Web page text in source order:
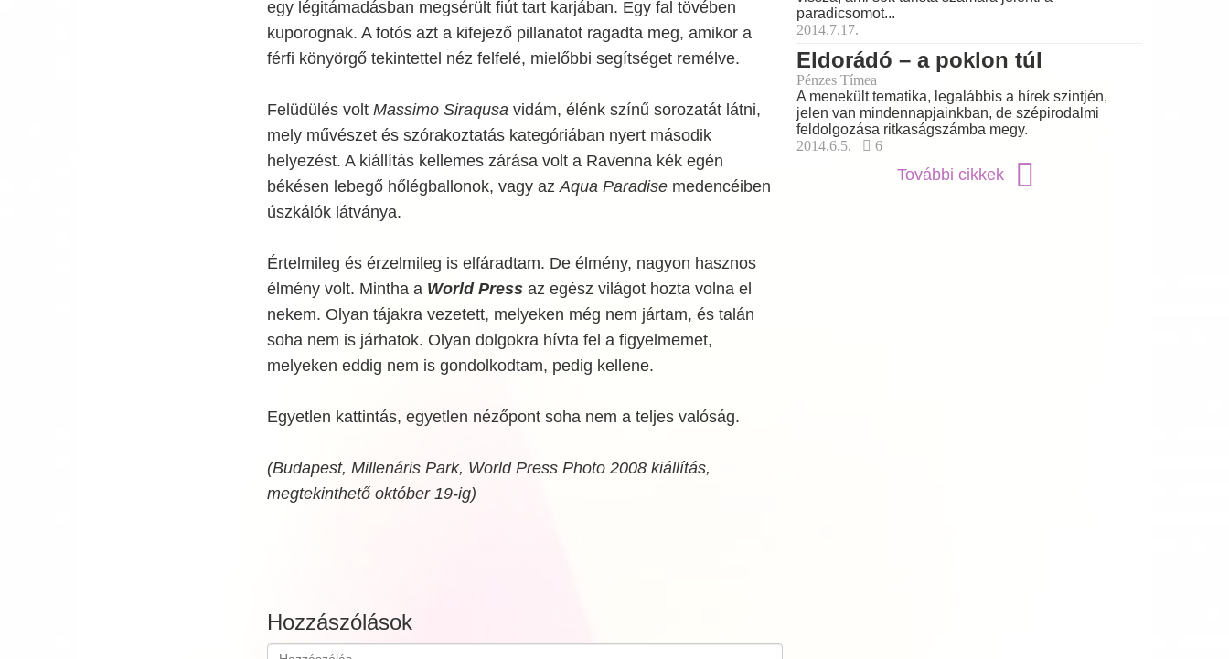
egy légitámadásban megsérült fiút tart karjában. Egy fal tövében
kuporognak. A fotós azt a kifejező pillanatot ragadta meg, amikor a
férfi könyörgő tekintettel néz felfelé, mielőbbi segítséget remélve.
Felüdülés volt Massimo Siraqusavidám, élénk színű sorozatát látni,
mely művészet és szórakoztatás kategóriában nyert második
helyezést. A kiállítás kellemes zárása volt a Ravenna kék egén
békésen lebegő hőlégballonok, vagy azAqua Paradisemedencéiben
úszkálók látványa.
Értelmileg és érzelmileg is elfáradtam. De élmény, nagyon hasznos
élmény volt. Mintha a World Pressaz egész világot hozta volna el
nekem. Olyan tájakra vezetett, melyeken még nem jártam, és talán
soha nem is járhatok. Olyan dolgokra hívta fel a figyelmemet,
melyeken eddig nem is gondolkodtam, pedig kellene.
Egyetlen kattintás, egyetlen nézőpont soha nem a teljes valóság.
(Budapest, Millenáris Park, World Press Photo 2008 kiállítás,
megtekinthető október 19-ig)
Hozzászólások
paradicsomot...
2014.7.17.
Eldorádó – a poklon túl
Pénzes Tímea
A menekült tematika, legalábbis a hírek szintjén,
jelen van mindennapjainkban, de szépirodalmi
feldolgozása ritkaságszámba megy.
2014.6.5.
6
További cikkek